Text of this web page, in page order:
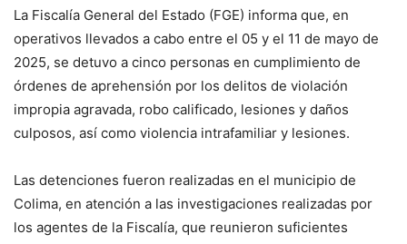
La Fiscalía General del Estado (FGE) informa que, en
operativos llevados a cabo entre el 05 y el 11 de mayo de
2025, se detuvo a cinco personas en cumplimiento de
órdenes de aprehensión por los delitos de violación
impropia agravada, robo calificado, lesiones y daños
culposos, así como violencia intrafamiliar y lesiones.
Las detenciones fueron realizadas en el municipio de
Colima, en atención a las investigaciones realizadas por
los agentes de la Fiscalía, que reunieron suficientes